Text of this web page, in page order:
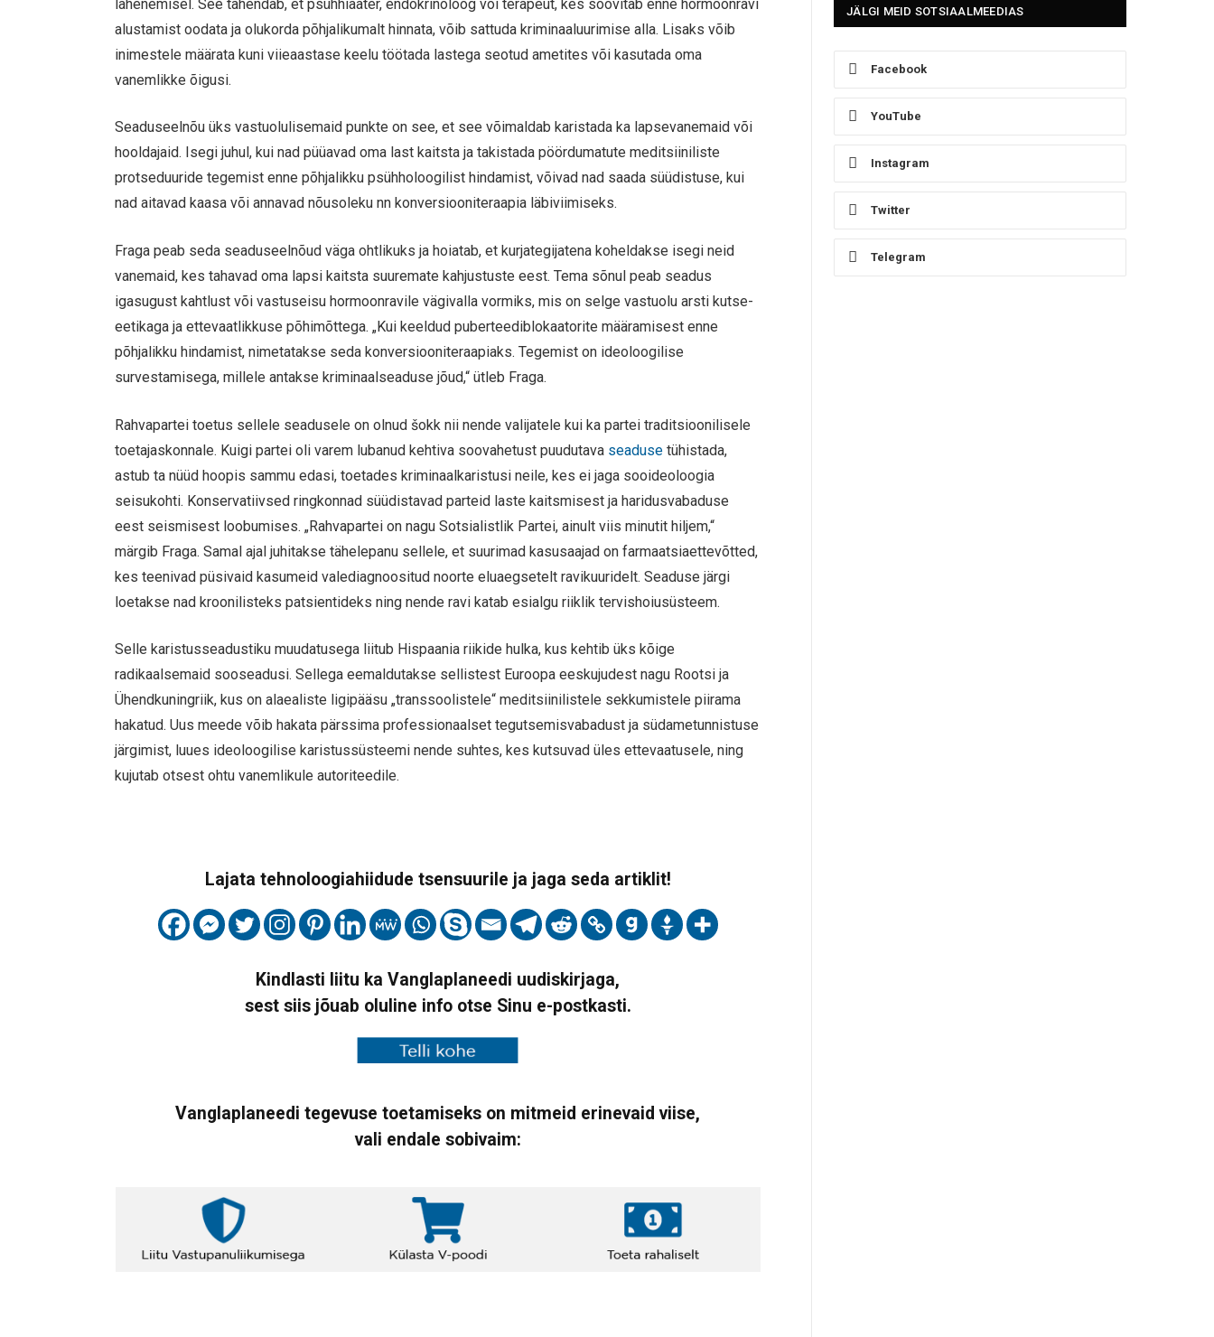
lähenemisel. See tähendab, et psühhiaater, endokrinoloog või terapeut, kes soovitab enne hormoonravi
alustamist oodata ja olukorda põhjalikumalt hinnata, võib sattuda kriminaaluurimise alla. Lisaks võib
inimestele määrata kuni viieaastase keelu töötada lastega seotud ametites või kasutada oma
vanemlikke õigusi.
Seaduseelnõu üks vastuolulisemaid punkte on see, et see võimaldab karistada ka lapsevanemaid või
hooldajaid. Isegi juhul, kui nad püüavad oma last kaitsta ja takistada pöördumatute meditsiiniliste
protseduuride tegemist enne põhjalikku psühholoogilist hindamist, võivad nad saada süüdistuse, kui
nad aitavad kaasa või annavad nõusoleku nn konversiooniteraapia läbiviimiseks.
Fraga peab seda seaduseelnõud väga ohtlikuks ja hoiatab, et kurjategijatena koheldakse isegi neid
vanemaid, kes tahavad oma lapsi kaitsta suuremate kahjustuste eest. Tema sõnul peab seadus
igasugust kahtlust või vastuseisu hormoonravile vägivalla vormiks, mis on selge vastuolu arsti kutse-
eetikaga ja ettevaatlikkuse põhimõttega. „Kui keeldud puberteediblokaatorite määramisest enne
põhjalikku hindamist, nimetatakse seda konversiooniteraapiaks. Tegemist on ideoloogilise
survestamisega, millele antakse kriminaalseaduse jõud,“ ütleb Fraga.
Rahvapartei toetus sellele seadusele on olnud šokk nii nende valijatele kui ka partei traditsioonilisele
toetajaskonnale. Kuigi partei oli varem lubanud kehtiva soovahetust puudutava seadusetühistada,
astub ta nüüd hoopis sammu edasi, toetades kriminaalkaristusi neile, kes ei jaga sooideoloogia
seisukohti. Konservatiivsed ringkonnad süüdistavad parteid laste kaitsmisest ja haridusvabaduse
eest seismisest loobumises. „Rahvapartei on nagu Sotsialistlik Partei, ainult viis minutit hiljem,“
märgib Fraga. Samal ajal juhitakse tähelepanu sellele, et suurimad kasusaajad on farmaatsiaettevõtted,
kes teenivad püsivaid kasumeid valediagnoositud noorte eluaegsetelt ravikuuridelt. Seaduse järgi
loetakse nad kroonilisteks patsientideks ning nende ravi katab esialgu riiklik tervishoiusüsteem.
Selle karistusseadustiku muudatusega liitub Hispaania riikide hulka, kus kehtib üks kõige
radikaalsemaid sooseadusi. Sellega eemaldutakse sellistest Euroopa eeskujudest nagu Rootsi ja
Ühendkuningriik, kus on alaealiste ligipääsu „transsoolistele“ meditsiinilistele sekkumistele piirama
hakatud. Uus meede võib hakata pärssima professionaalset tegutsemisvabadust ja südametunnistuse
järgimist, luues ideoloogilise karistussüsteemi nende suhtes, kes kutsuvad üles ettevaatusele, ning
kujutab otsest ohtu vanemlikule autoriteedile.
Lajata tehnoloogiahiidude tsensuurile ja jaga seda artiklit!
Kindlasti liitu ka Vanglaplaneedi uudiskirjaga,
sest siis jõuab oluline info otse Sinu e-postkasti.
Vanglaplaneedi tegevuse toetamiseks on mitmeid erinevaid viise,
vali endale sobivaim:
JÄLGI MEID SOTSIAALMEEDIAS
Facebook
YouTube
Instagram
Twitter
Telegram